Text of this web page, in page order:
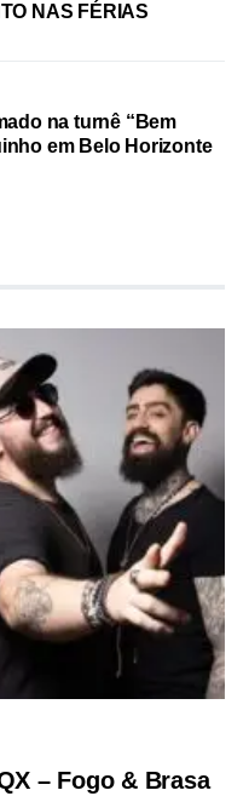
NAS FÉRIAS
na turnê “Bem
em Belo Horizonte
– Fogo & Brasa